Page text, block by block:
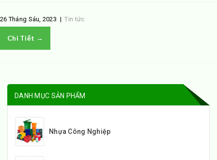
26 Tháng Sáu, 2023 |Tin tức
Chi Tiết →
DANH MỤC SẢN PHẨM
Nhựa Công Nghiệp